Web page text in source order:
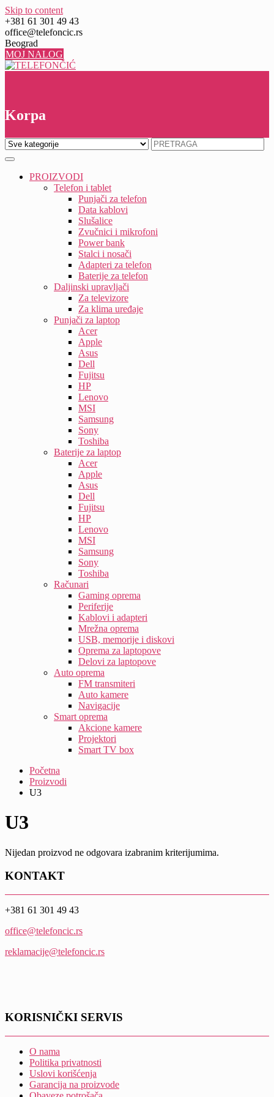
Skip to content
+381 61 301 49 43
office@telefoncic.rs
Beograd
MOJ NALOG
Korpa
PROIZVODI
Telefon i tablet
Punjači za telefon
Data kablovi
Slušalice
Zvučnici i mikrofoni
Power bank
Stalci i nosači
Adapteri za telefon
Baterije za telefon
Daljinski upravljači
Za televizore
Za klima uređaje
Punjači za laptop
Acer
Apple
Asus
Dell
Fujitsu
HP
Lenovo
MSI
Samsung
Sony
Toshiba
Baterije za laptop
Acer
Apple
Asus
Dell
Fujitsu
HP
Lenovo
MSI
Samsung
Sony
Toshiba
Računari
Gaming oprema
Periferije
Kablovi i adapteri
Mrežna oprema
USB, memorije i diskovi
Oprema za laptopove
Delovi za laptopove
Auto oprema
FM transmiteri
Auto kamere
Navigacije
Smart oprema
Akcione kamere
Projektori
Smart TV box
Početna
Proizvodi
U3
U3
Nijedan proizvod ne odgovara izabranim kriterijumima.
KONTAKT
+381 61 301 49 43
office@telefoncic.rs
reklamacije@telefoncic.rs
KORISNIČKI SERVIS
O nama
Politika privatnosti
Uslovi korišćenja
Garancija na proizvode